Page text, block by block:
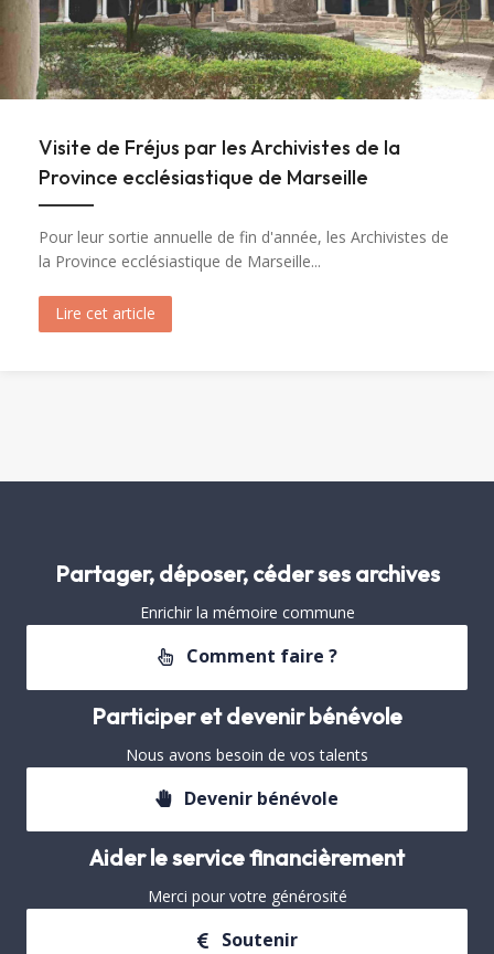
Visite de Fréjus par les Archivistes de la
Province ecclésiastique de Marseille
Pour leur sortie annuelle de fin d'année, les Archivistes de
la Province ecclésiastique de Marseille...
Lire cet article
Partager, déposer, céder ses archives
Enrichir la mémoire commune
Comment faire ?
Participer et devenir bénévole
Nous avons besoin de vos talents
Devenir bénévole
Aider le service financièrement
Merci pour votre générosité
Soutenir